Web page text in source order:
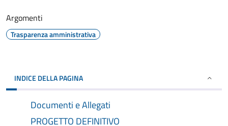
Argomenti
Trasparenza amministrativa
INDICE DELLA PAGINA
Documenti e Allegati
PROGETTO DEFINITIVO